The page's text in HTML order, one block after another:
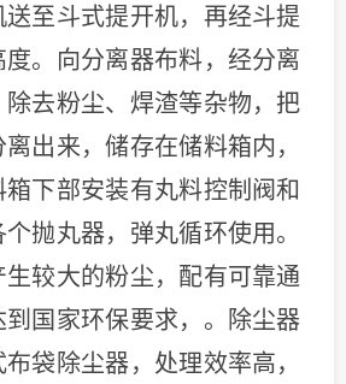
至斗式提开机，再经斗提
。向分离器布料，经分离
去粉尘、焊渣等杂物，把
出来，储存在储料箱内，
下部安装有丸料控制阀和
抛丸器，弹丸循环使用。
较大的粉尘，配有可靠通
到国家环保要求，。除尘器
袋除尘器，处理效率高，